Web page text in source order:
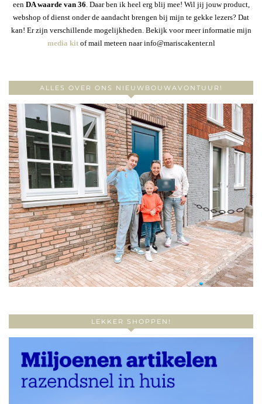
een DA waarde van 36 . Daar ben ik heel erg blij mee! Wil jij jouw product,
webshop of dienst onder de aandacht brengen bij mijn te gekke lezers? Dat
kan! Er zijn verschillende mogelijkheden. Bekijk voor meer informatie mijn
media kitof mail meteen naar info@mariscakenter.nl
ALLES OVER ONS NIEUWBOUWAVONTUUR!
LEKKER SHOPPEN!